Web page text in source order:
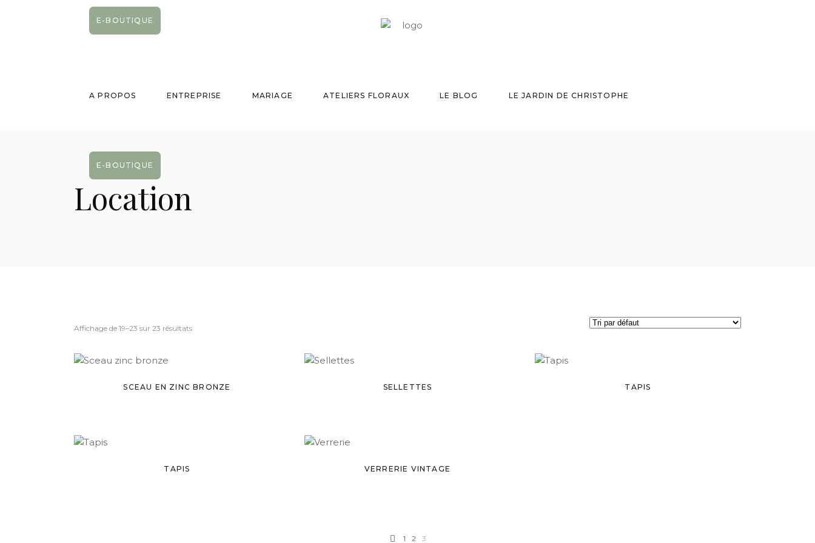
A PROPOS ENTREPRISE MARIAGE ATELIERS FLORAUX LE BLOG LE JARDIN DE CHRISTOPHE
E-BOUTIQUE
E-BOUTIQUE
Location
Affichage de 19–23 sur 23 résultats
SCEAU EN ZINC BRONZE SELLETTES TAPIS
TAPIS VERRERIE VINTAGE
1 2 3